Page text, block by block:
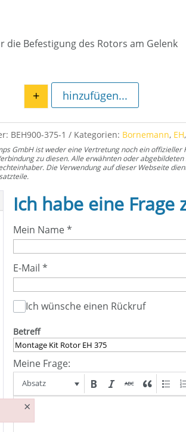
die Befestigung des Rotors am Gelenk
Kit Rotor EH 375 Menge
+ hinzufügen...
BEH900-375-1 Kategorien: Bornemann, EH,
GmbH ist weder eine Vertretung noch ein
zu diesen. Alle erwähnten oder
Die Verwendung auf dieser Webseite
Ich habe eine Frage
Mein Name*
E-Mail *
Ich wünsche einen Rückruf
Betreff
Meine Frage:
Absatz
×